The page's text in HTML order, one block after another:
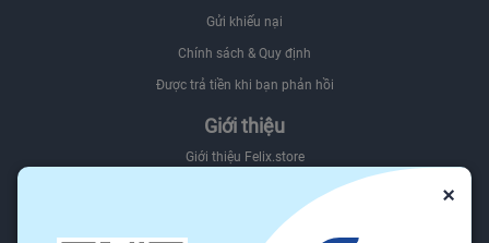
Gửi khiếu nại
Chính sách & Quy định
Được trả tiền khi bạn phản hồi
Giới thiệu
Giới thiệu Felix.store
Sơ đồ website
×